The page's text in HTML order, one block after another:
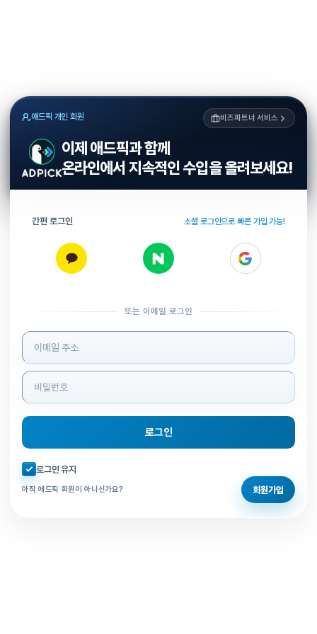
애드픽 개인 회원 비즈파트너 서비스
이제 애드픽과 함께
온라인에서 지속적인 수입을 올려보세요!
간편 로그인 소셜 로그인으로 빠른 가입 가능!
또는 이메일 로그인
로그인 정보 입력
로그인
자동로그인 체크
로그인 유지
아직 애드픽 회원이 아니신가요? 회원가입